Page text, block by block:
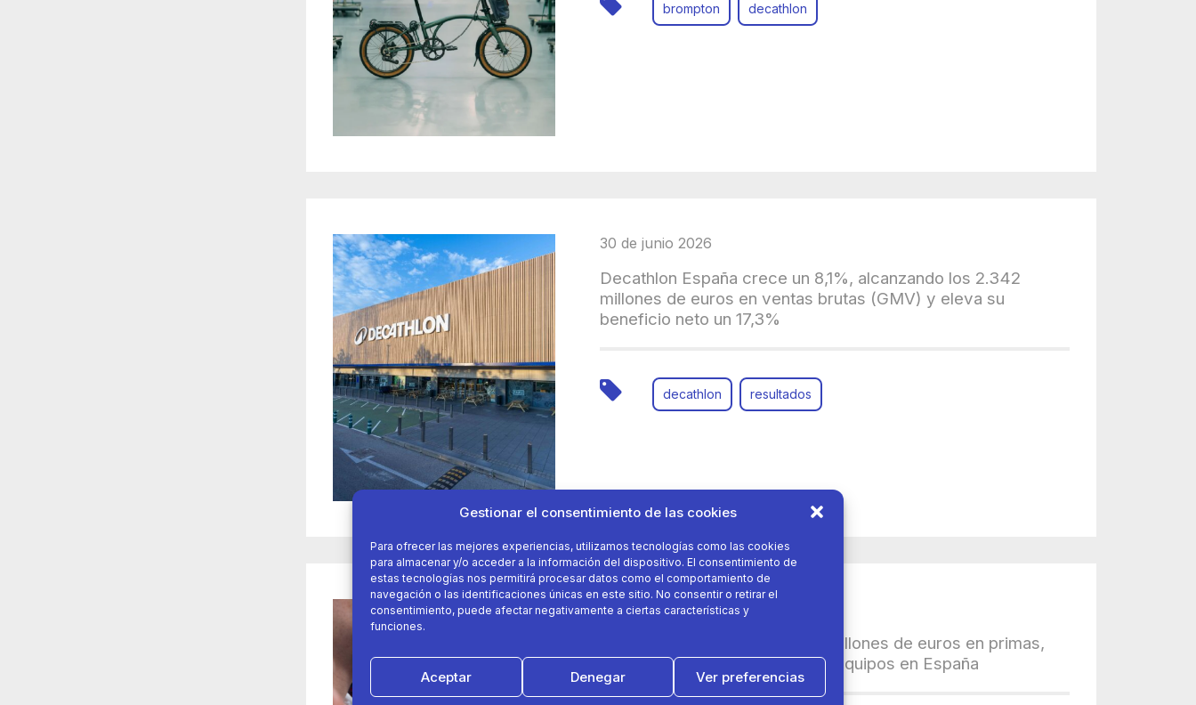
Gestionar el consentimiento de las cookies
Para ofrecer las mejores experiencias, utilizamos tecnologías como las cookies
para almacenar y/o acceder a la información del dispositivo. El consentimiento de
estas tecnologías nos permitirá procesar datos como el comportamiento de
navegación o las identificaciones únicas en este sitio. No consentir o retirar el
consentimiento, puede afectar negativamente a ciertas características y
funciones.
Aceptar Denegar Ver preferencias
brompton decathlon
30 de junio 2026
Decathlon España crece un 8,1%, alcanzando los 2.342
millones de euros en ventas brutas (GMV) y eleva su
beneficio neto un 17,3%
decathlon resultados
22 de junio 2026
Decathlon destina más de 50 millones de euros en primas,
beneficios y formación de sus equipos en España